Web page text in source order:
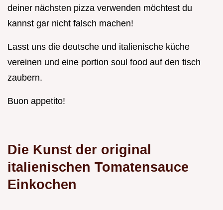
deiner nächsten pizza verwenden möchtest du
kannst gar nicht falsch machen!
Lasst uns die deutsche und italienische küche
vereinen und eine portion soul food auf den tisch
zaubern.
Buon appetito!
Die Kunst der original
italienischen Tomatensauce
Einkochen